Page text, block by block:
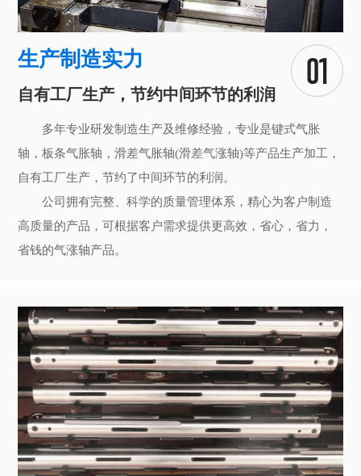
生产制造实力
自有工厂生产，节约中间环节的利润
多年专业研发制造生产及维修经验，专业是键式气胀
轴，板条气胀轴，滑差气胀轴(滑差气涨轴)等产品生产加工，
自有工厂生产，节约了中间环节的利润。
公司拥有完整、科学的质量管理体系，精心为客户制造
高质量的产品，可根据客户需求提供更高效，省心，省力，
省钱的气涨轴产品。